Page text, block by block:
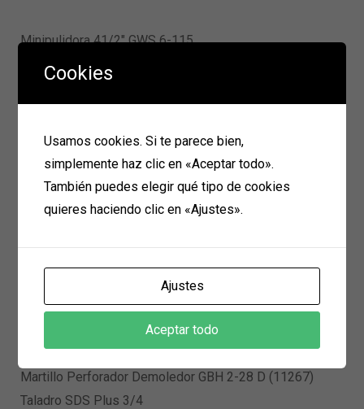
Minipulidora 41/2″ GWS 6-115
Minipulidoras
Sierra Circular
Disco Diamantado 4 1/2 Continuo Abracol
Martillo Perforador Demoledor GBH 2-28 D (11267)
Taladro SDS Plus 3/4
Cookies
Usamos cookies. Si te parece bien,
simplemente haz clic en «Aceptar todo».
También puedes elegir qué tipo de cookies
quieres haciendo clic en «Ajustes».
Ajustes
Aceptar todo